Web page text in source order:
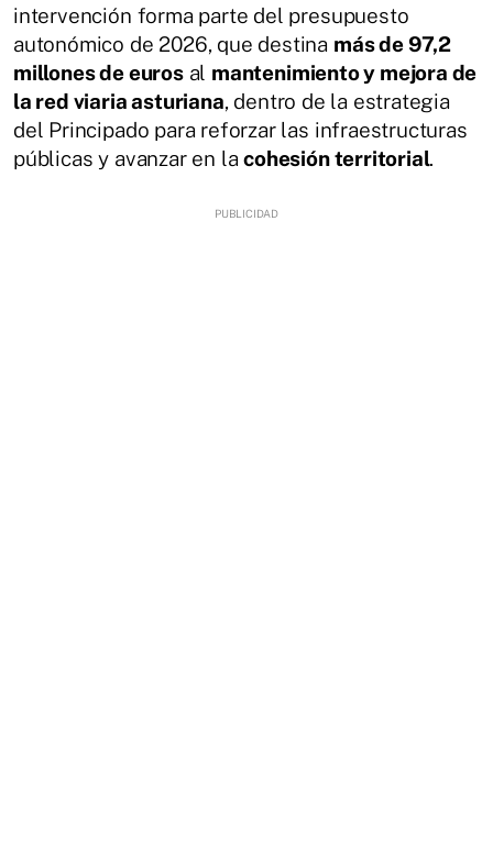
intervención forma parte del presupuesto
autonómico de 2026, que destina más de 97,2
millones de eurosal mantenimiento y mejora de
la red viaria asturiana, dentro de la estrategia
del Principado para reforzar las infraestructuras
públicas y avanzar en lacohesión territorial.